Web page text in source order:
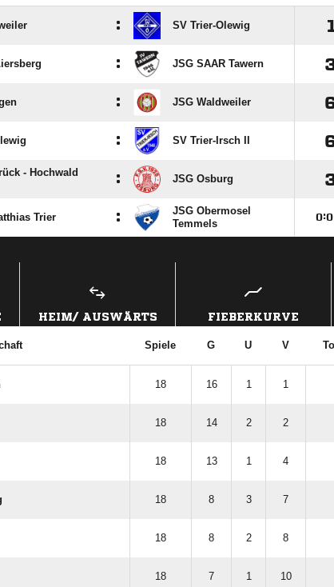
: SV Trier-Olewig
: JSG SAAR Tawern
: JSG Waldweiler
: SV Trier-Irsch II
- Hochwald
: JSG Osburg
Trier :
JSG Obermosel
Temmels
:
HEIM/ AUSWÄRTS FIEBERKURVE
Spiele G U V
18 16 1 1
18 14 2 2
18 13 1 4
18 8 3 7
18 8 2 8
18 7 1 10